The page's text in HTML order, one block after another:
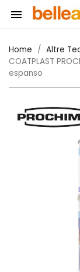

Home Altre
COATPLAST
espanso